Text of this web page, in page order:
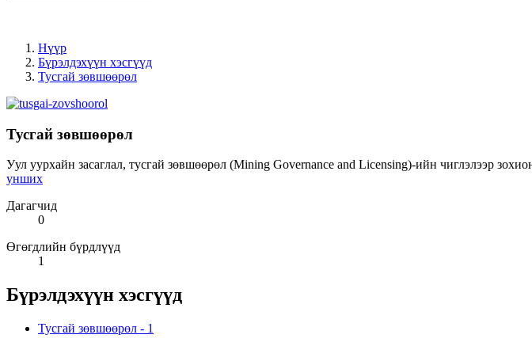
Нүүр
Бүрэлдэхүүн хэсгүүд
Тусгай зөвшөөрөл
Тусгай зөвшөөрөл
Уул уурхайн засаглал, тусгай зөвшөөрөл (Mining Governance and Licensing)-ийн чиглэлээр
унших
Дагагчид
0
Өгөгдлийн бүрдлүүд
1
Бүрэлдэхүүн хэсгүүд
Тусгай зөвшөөрөл - 1